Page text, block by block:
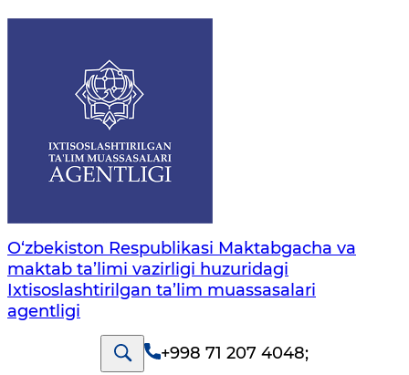
O‘zbekiston Respublikasi Maktabgacha va
maktab ta’limi vazirligi huzuridagi
Ixtisoslashtirilgan ta’lim muassasalari
agentligi
+998 71 207 4048;